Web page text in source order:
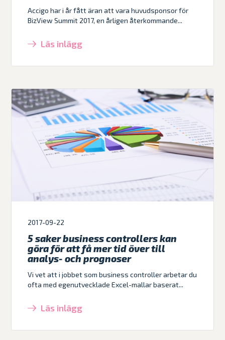
Accigo har i år fått äran att vara huvudsponsor för
BizView Summit 2017, en årligen återkommande...
Läs inlägg
2017-09-22
5 saker business controllers kan
göra för att få mer tid över till
analys- och prognoser
Vi vet att i jobbet som business controller arbetar du
ofta med egenutvecklade Excel-mallar baserat...
Läs inlägg